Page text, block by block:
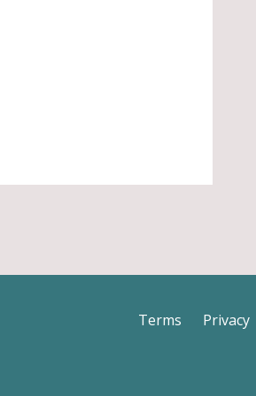
Terms Privacy